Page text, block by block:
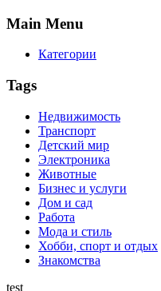
Main Menu
Категории
Tags
Недвижимость
Транспорт
Детский мир
Электроника
Животные
Бизнес и услуги
Дом и сад
Работа
Мода и стиль
Хобби, спорт и отдых
Знакомства
test